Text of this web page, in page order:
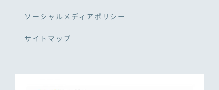
ソーシャルメディアポリシー
サイトマップ